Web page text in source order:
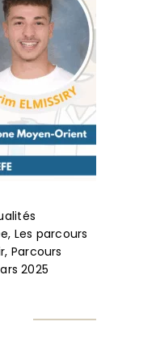
, Les parcours
, Parcours
2025